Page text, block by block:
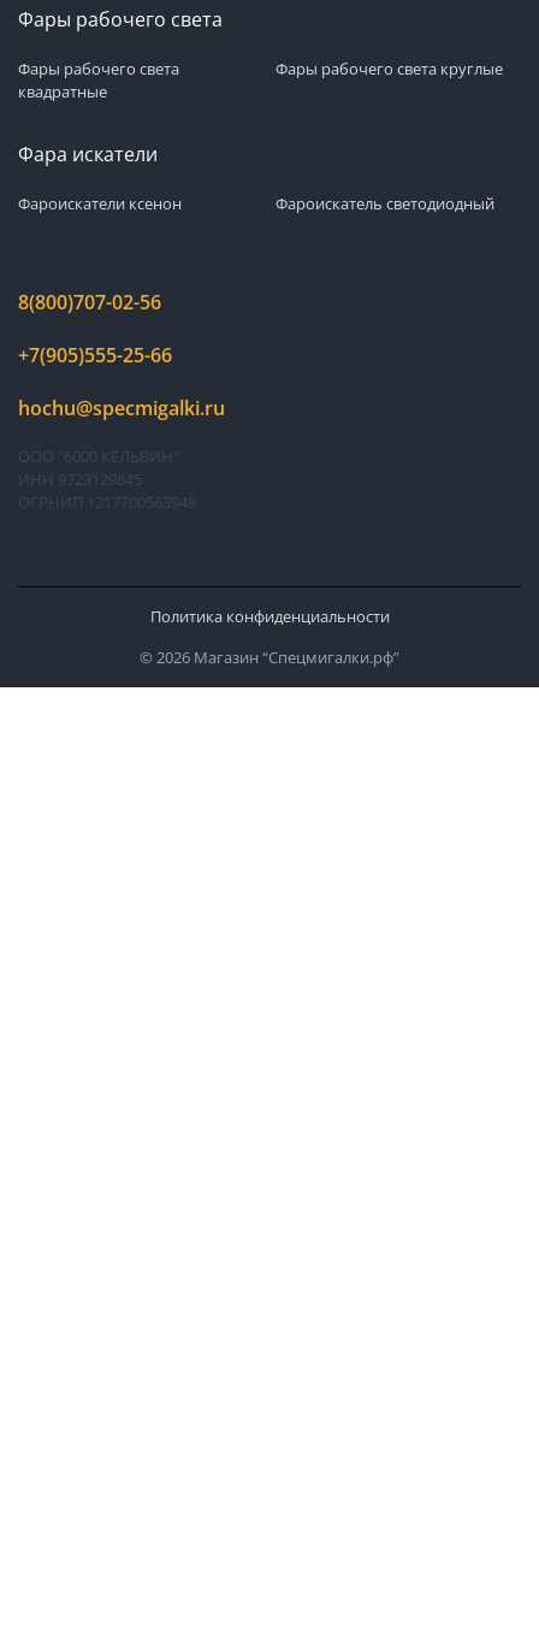
Фары рабочего света
Фары рабочего света
квадратные
Фары рабочего света круглые
Фара искатели
Фароискатели ксенон Фароискатель светодиодный
8(800)707-02-56
+7(905)555-25-66
hochu@specmigalki.ru
ООО "6000 КЕЛЬВИН"
ИНН 9723129845
ОГРНИП 1217700563948
Политика конфиденциальности
© 2026 Магазин “Спецмигалки.рф”